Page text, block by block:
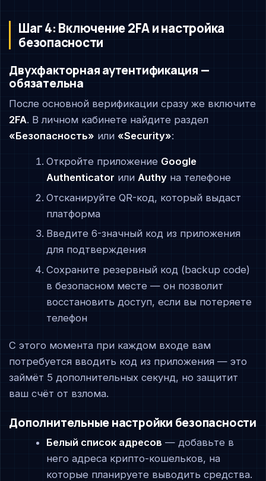
Шаг 4: Включение 2FA и настройка
безопасности
Двухфакторная аутентификация —
обязательна
После основной верификации сразу же включите
2FA. В личном кабинете найдите раздел
«Безопасность» или «Security»:
Откройте приложение Google
Authenticator или Authyна телефоне
Отсканируйте QR-код, который выдаст
платформа
Введите 6-значный код из приложения
для подтверждения
Сохраните резервный код (backup code)
в безопасном месте — он позволит
восстановить доступ, если вы потеряете
телефон
С этого момента при каждом входе вам
потребуется вводить код из приложения — это
займёт 5 дополнительных секунд, но защитит
ваш счёт от взлома.
Дополнительные настройки безопасности
Белый список адресов — добавьте в
него адреса крипто-кошельков, на
которые планируете выводить средства.